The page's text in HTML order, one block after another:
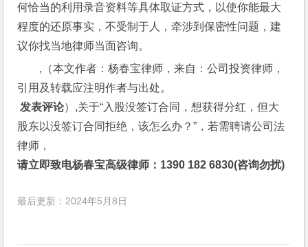
何恰当的利用录音资料等具体取证方式，以使你能最大
程度的还原事实，不受制于人，牵涉到保密性问题，建
议你找当地律师当面咨询。
,（本文作者：杨春宝律师，来自：公司投资律师，
引用及转载应注明作者与出处。
发表评论）,关于“入股没签订合同，想获得分红，但大
股东以没签订合同拒绝，该怎么办？”，若需聘请公司法
律师，
请立即致电杨春宝高级律师：1390 182 6830(咨询勿扰)
最后更新：2024年5月8日